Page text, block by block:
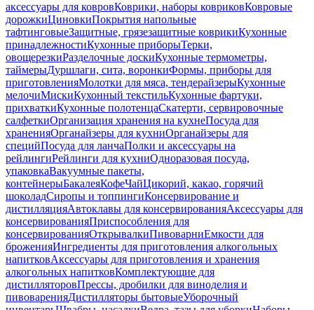
аксессуары для ковровКоврики, наборы ковриковКовровые
дорожкиЦиновкиПокрытия напольные
тафтинговыеЗащитные, грязезащитные коврикиКухонные
принадлежностиКухонные приборыТерки,
овощерезкиРазделочные доскиКухонные термометры,
таймерыДуршлаги, сита, воронкиФормы, приборы для
приготовленияМолотки для мяса, тендерайзерыКухонные
мелочиМискиКухонный текстильКухонные фартуки,
прихваткиКухонные полотенцаСкатерти, сервировочные
салфеткиОрганизация хранения на кухнеПосуда для
храненияОрганайзеры для кухниОрганайзеры для
специйПосуда для ланчаПолки и аксессуары на
рейлингиРейлинги для кухниОдноразовая посуда,
упаковкаВакуумные пакеты,
контейнерыБакалеяКофеЧайЦикорий, какао, горячий
шоколадСиропы и топпингиКонсервирование и
дистилляцияАвтоклавы для консервированияАксессуары для
консервированияПриспособления для
консервированияОткрывалкиПивоварниЕмкости для
броженияИнгредиенты для приготовления алкогольных
напитковАксессуары для приготовления и хранения
алкогольных напитковКомплектующие для
дистилляторовПрессы, дробилки для виноделия и
пивоваренияДистилляторы бытовыеУборочный